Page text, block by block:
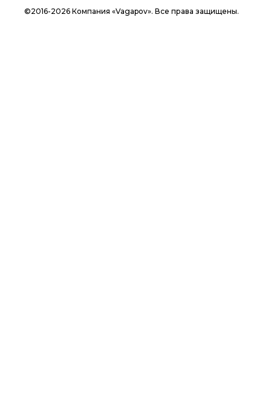
©2016-2026 Компания «Vagapov». Все права защищены.